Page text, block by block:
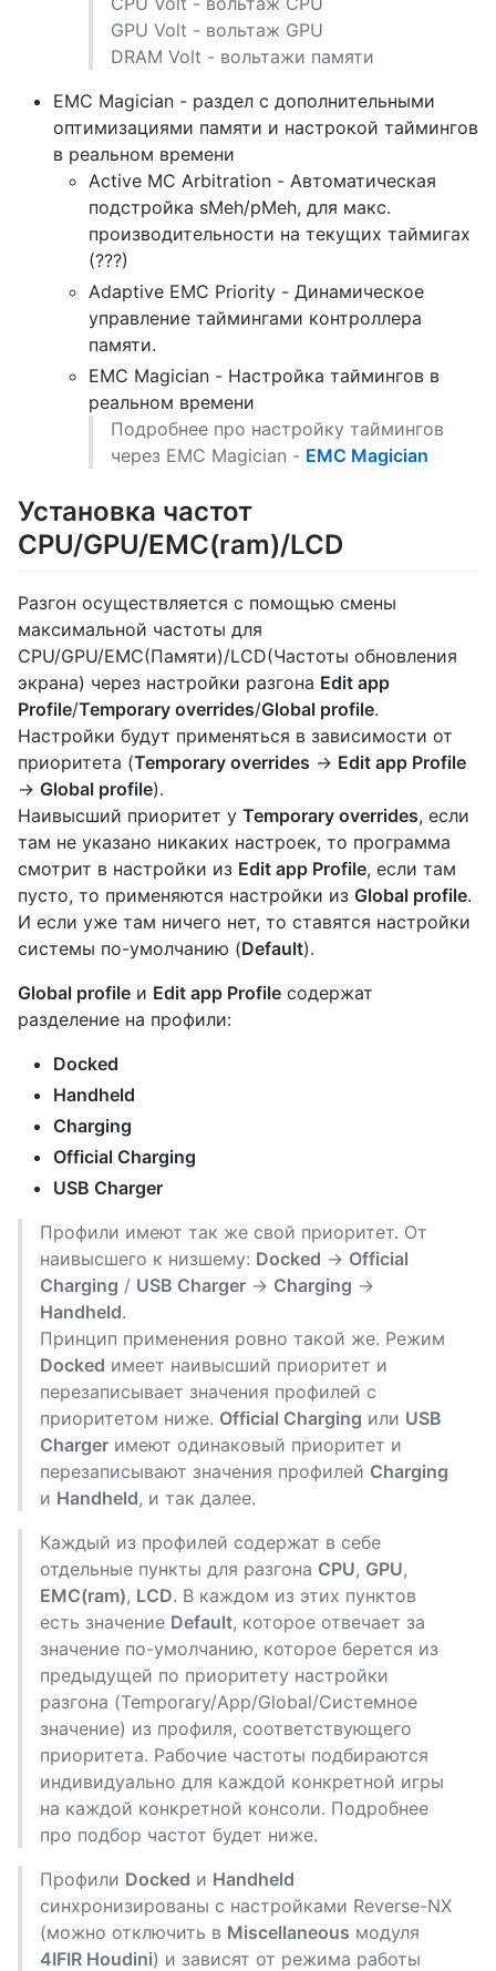
GPU Volt - вольтаж GPU
DRAM Volt - вольтажи памяти
EMC Magician - раздел с дополнительными
оптимизациями памяти и настрокой таймингов
в реальном времени
Active MC Arbitration - Автоматическая
подстройка sMeh/pMeh, для макс.
производительности на текущих таймигах
(???)
Adaptive EMC Priority - Динамическое
управление таймингами контроллера
памяти.
EMC Magician - Настройка таймингов в
реальном времени
Подробнее про настройку таймингов
через EMC Magician - EMC Magician
Установка частот
CPU/GPU/EMC(ram)/LCD
Разгон осуществляется с помощью смены
максимальной частоты для
CPU/GPU/EMC(Памяти)/LCD(Частоты обновления
экрана) через настройки разгона Edit app
Profile/Temporary overrides/Global profile.
Настройки будут применяться в зависимости от
приоритета (Temporary overrides -> Edit app Profile
-> Global profile).
Наивысший приоритет у Temporary overrides, если
там не указано никаких настроек, то программа
смотрит в настройки из Edit app Profile, если там
пусто, то применяются настройки из Global profile.
И если уже там ничего нет, то ставятся настройки
системы по-умолчанию (Default).
Global profile и Edit app Profile содержат
разделение на профили:
Docked
Handheld
Charging
Official Charging
USB Charger
Профили имеют так же свой приоритет. От
наивысшего к низшему: Docked -> Official
Charging / USB Charger -> Charging ->
Handheld.
Принцип применения ровно такой же. Режим
Docked имеет наивысший приоритет и
перезаписывает значения профилей с
приоритетом ниже. Official Charging или USB
Charger имеют одинаковый приоритет и
перезаписывают значения профилей Charging
и Handheld, и так далее.
Каждый из профилей содержат в себе
отдельные пункты для разгона CPU, GPU,
EMC(ram), LCD. В каждом из этих пунктов
есть значение Default, которое отвечает за
значение по-умолчанию, которое берется из
предыдущей по приоритету настройки
разгона (Temporary/App/Global/Системное
значение) из профиля, соответствующего
приоритета. Рабочие частоты подбираются
индивидуально для каждой конкретной игры
на каждой конкретной консоли. Подробнее
про подбор частот будет ниже.
Профили Docked и Handheld
синхронизированы с настройками Reverse-NX
(можно отключить в Miscellaneous модуля
4IFIR Houdini) и зависят от режима работы